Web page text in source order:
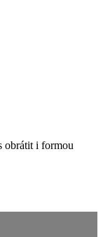
obrátit i formou